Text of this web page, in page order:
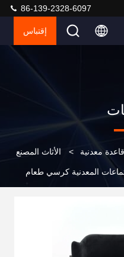
86-139-2328-6097
إقتباس
معدنية > الأثاث المصنع
المعدنية كرسي طعام